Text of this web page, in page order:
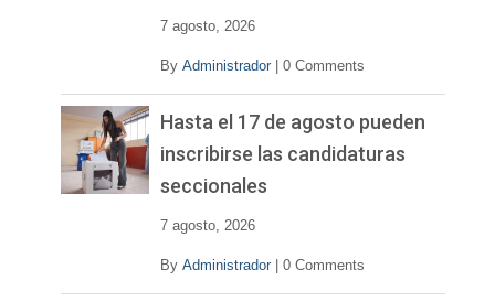
7 agosto, 2026
By Administrador 0 Comments
Hasta el 17 de agosto pueden
inscribirse las candidaturas
seccionales
7 agosto, 2026
By Administrador 0 Comments